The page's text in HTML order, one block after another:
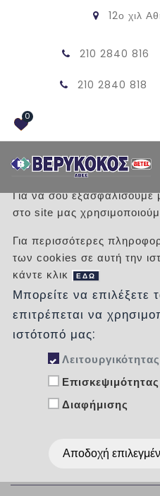
12ο χιλ
210 2840 816
210 2840 818
0
/
Κατηγορίες
Δημοφιλή
Εμφάνιση : 15 Per
Αποδοχή Cookies
Για να σου εξασφαλίσουμε
στο site μας
Για περισσότερες
των cookies σε αυτή την
κάντε κλικ
ΕΔΩ
Μπορείτε να
επιτρέπεται να
ιστότοπό μας:
Λειτουργικότητας
Επισκεψιμότητας
Διαφήμισης
Αποδοχή